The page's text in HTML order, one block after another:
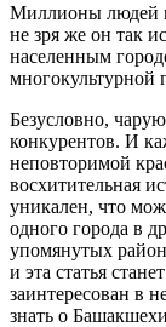
Миллионы людей
не зря же он так
населенным
многокультурной
Безусловно,
конкурентов. И
неповторимой
восхитительная
уникален, что
одного города в
упомянутых
и эта статья
заинтересован в
знать о